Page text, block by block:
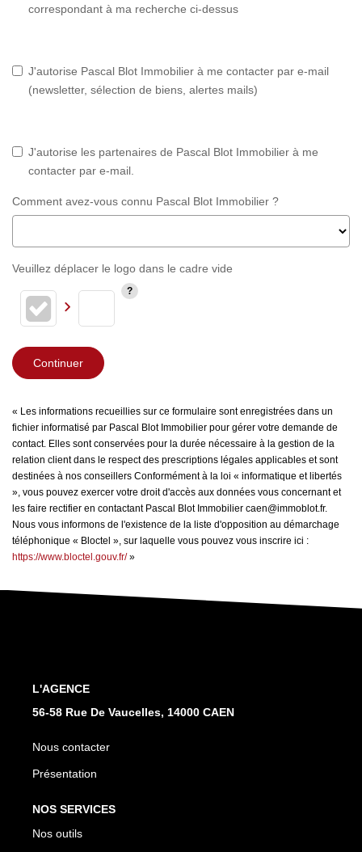
correspondant à ma recherche ci-dessus
J'autorise Pascal Blot Immobilier à me contacter par e-mail
(newsletter, sélection de biens, alertes mails)
J'autorise les partenaires de Pascal Blot Immobilier à me
contacter par e-mail.
Comment avez-vous connu Pascal Blot Immobilier ?
Veuillez déplacer le logo dans le cadre vide
Continuer
« Les informations recueillies sur ce formulaire sont enregistrées dans un
fichier informatisé par Pascal Blot Immobilier pour gérer votre demande de
contact. Elles sont conservées pour la durée nécessaire à la gestion de la
relation client dans le respect des prescriptions légales applicables et sont
destinées à nos conseillers Conformément à la loi « informatique et libertés
», vous pouvez exercer votre droit d'accès aux données vous concernant et
les faire rectifier en contactant Pascal Blot Immobilier caen@immoblot.fr.
Nous vous informons de l'existence de la liste d'opposition au démarchage
téléphonique « Bloctel », sur laquelle vous pouvez vous inscrire ici :
https://www.bloctel.gouv.fr/»
L'AGENCE
56-58 Rue De Vaucelles, 14000 CAEN
Nous contacter
Présentation
NOS SERVICES
Nos outils